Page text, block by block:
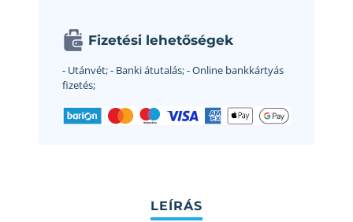
Fizetési lehetőségek
- Utánvét;- Banki átutalás;- Online bankkártyás
fizetés;